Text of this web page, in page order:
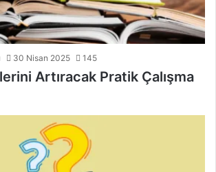
30 Nisan 2025 145
Artıracak Pratik Çalışma